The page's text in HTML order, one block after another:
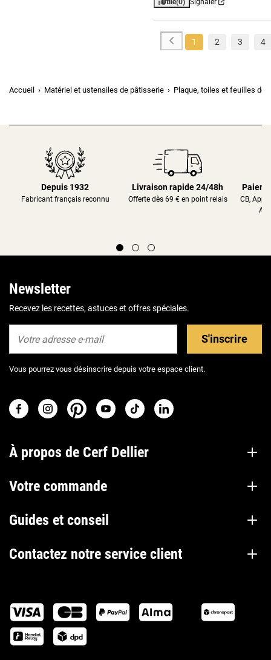
Utile(0) Signaler
1 2 3 4
Accueil Matériel et ustensiles de pâtisserie Plaque, toiles et feuilles de
Depuis 1932
Fabricant français reconnu
Livraison rapide 24/48h
Offerte dès 69 € en point relais
CB,
Newsletter
Recevez les recettes, astuces et offres spéciales.
S'inscrire
Vous pourrez vous désinscrire depuis votre espace client.
À propos de Cerf Dellier
Votre commande
Guides et conseil
Contactez notre service client